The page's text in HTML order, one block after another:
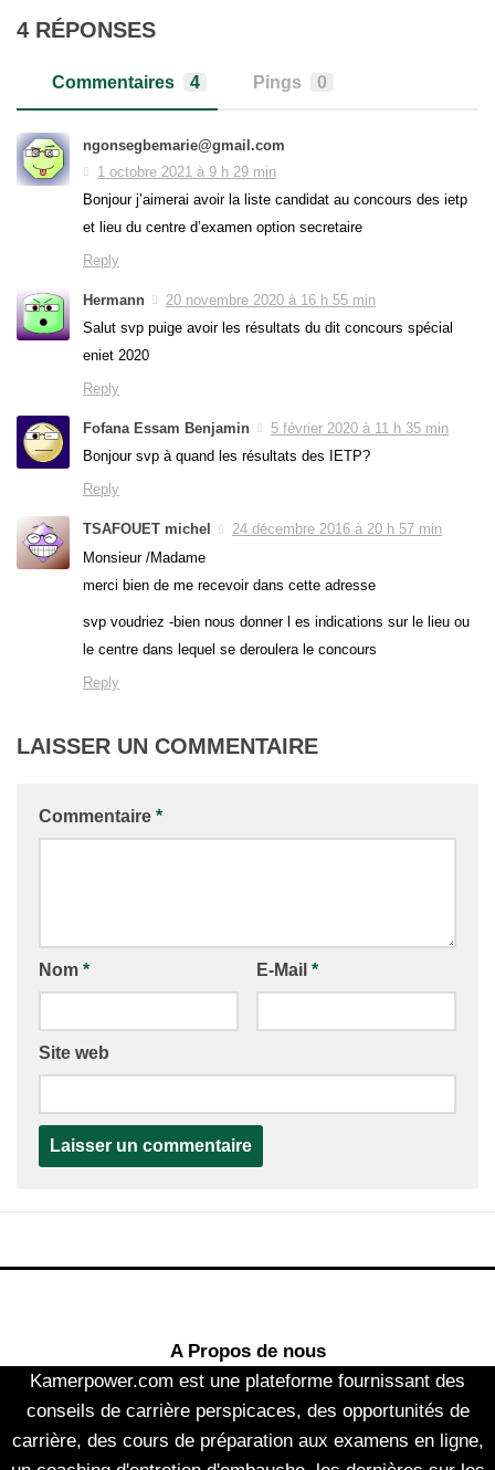
4 RÉPONSES
Commentaires 4 Pings 0
ngonsegbemarie@gmail.com
1 octobre 2021 à 9 h 29 min
Bonjour j’aimerai avoir la liste candidat au concours des ietp
et lieu du centre d’examen option secretaire
Reply
Hermann
20 novembre 2020 à 16 h 55 min
Salut svp puige avoir les résultats du dit concours spécial
eniet 2020
Reply
Fofana Essam Benjamin
5 février 2020 à 11 h 35 min
Bonjour svp à quand les résultats des IETP?
Reply
TSAFOUET michel
24 décembre 2016 à 20 h 57 min
Monsieur /Madame
merci bien de me recevoir dans cette adresse
svp voudriez -bien nous donner l es indications sur le lieu ou
le centre dans lequel se deroulera le concours
Reply
LAISSER UN COMMENTAIRE
Commentaire *
Nom * E-Mail *
Site web
A Propos de nous
Kamerpower.com est une plateforme fournissant des
conseils de carrière perspicaces, des opportunités de
carrière, des cours de préparation aux examens en ligne,